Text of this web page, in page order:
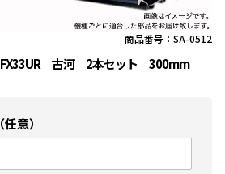
商品番号：SA-0512
FX33UR 古河 2本セット 300mm
意）